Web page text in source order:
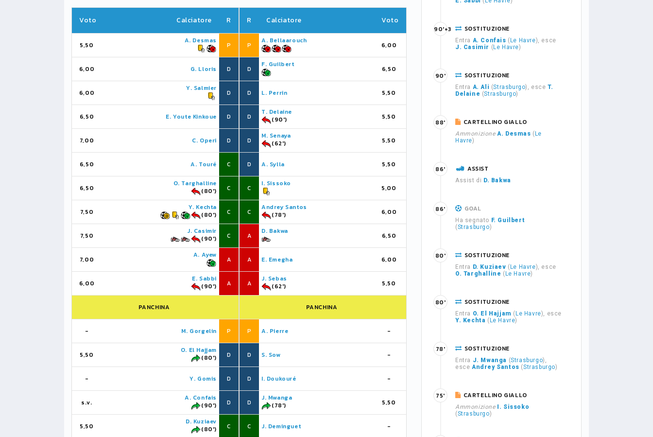
Voto Calciatore R
5,50
A. Desmas
P
6,00 G. Lloris D
6,00
Y. Salmier
D
6,50 E. Youte Kinkoue D
7,00 C. Operi D
6,50 A. Touré C
6,50
O. Targhalline
(80')
C
7,50
Y. Kechta
(80')
C
7,50
J. Casimir
(90')
C
7,00
A. Ayew
A
6,00
E. Sabbi
(90')
A
PANCHINA
- M. Gorgelin P
5,50
O. El Hajjam
(80')
D
- Y. Gomis D
s.v.
A. Confais
(90')
D
5,50
D. Kuziaev
(80')
C
R Calciatore Voto
P
A. Bellaarouch
6,00
D
F. Guilbert
6,50
D L. Perrin 5,50
D
T. Delaine
(90')
5,50
D
M. Senaya
(62')
5,50
D A. Sylla 5,50
C
I. Sissoko
5,00
C
Andrey Santos
(78')
6,00
A
D. Bakwa
6,50
A E. Emegha 6,00
A
J. Sebas
(62')
5,50
PANCHINA
P A. Pierre -
D S. Sow -
D I. Doukouré -
D
J. Mwanga
(78')
5,50
C J. Deminguet -
SOSTITUZIONE
Entra A. Confais ( Le Havre), esce
J. Casimir ( Le Havre)
90'+3
SOSTITUZIONE
Entra A. Ali (Strasburgo), esceT.
Delaine (Strasburgo)
90'
CARTELLINO GIALLO
Ammonizione A. Desmas ( Le
Havre)
88'
ASSIST
Assist di D. Bakwa
86'
GOAL
Ha segnato F. Guilbert
(Strasburgo)
86'
SOSTITUZIONE
Entra D. Kuziaev ( Le Havre), esce
O. Targhalline ( Le Havre)
80'
SOSTITUZIONE
Entra O. El Hajjam ( Le Havre), esce
Y. Kechta ( Le Havre)
80'
SOSTITUZIONE
Entra J. Mwanga (Strasburgo),
esce Andrey Santos (Strasburgo)
78'
CARTELLINO GIALLO
Ammonizione
I. Sissoko
(Strasburgo)
75'